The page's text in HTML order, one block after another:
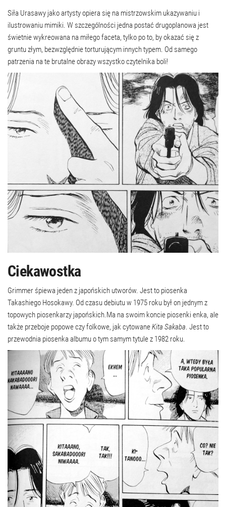
Siła Urasawy jako artysty opiera się na mistrzowskim ukazywaniu i
ilustrowaniu mimiki. W szczególności jedna postać drugoplanowa jest
świetnie wykreowana na miłego faceta, tylko po to, by okazać się z
gruntu złym, bezwzględnie torturującym innych typem. Od samego
patrzenia na te brutalne obrazy wszystko czytelnika boli!
Ciekawostka
Grimmer śpiewa jeden z japońskich utworów. Jest to piosenka
Takashiego Hosokawy. Od czasu debiutu w 1975 roku był on jednym z
topowych piosenkarzy japońskich.Ma na swoim koncie piosenki enka, ale
także przeboje popowe czy folkowe, jak cytowaneKita Sakaba. Jest to
przewodnia piosenka albumu o tym samym tytule z 1982 roku.